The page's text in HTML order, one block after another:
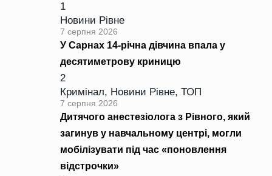
1
Новини Рівне
7 серпня 2026
У Сарнах 14-річна дівчина впала у
десятиметрову криницю
2
Кримінал, Новини Рівне, ТОП
7 серпня 2026
Дитячого анестезіолога з Рівного, який
загинув у навчальному центрі, могли
мобілізувати під час «поновлення
відстрочки»